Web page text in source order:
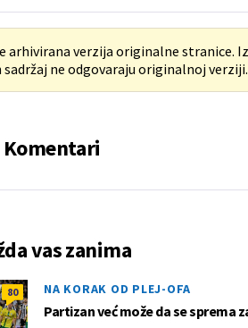
arhivirana verzija originalne stranice.
sadržaj ne odgovaraju originalnoj verziji.
Komentari
vas zanima
80 NA KORAK OD PLEJ-OFA
Partizan već može da se sprema